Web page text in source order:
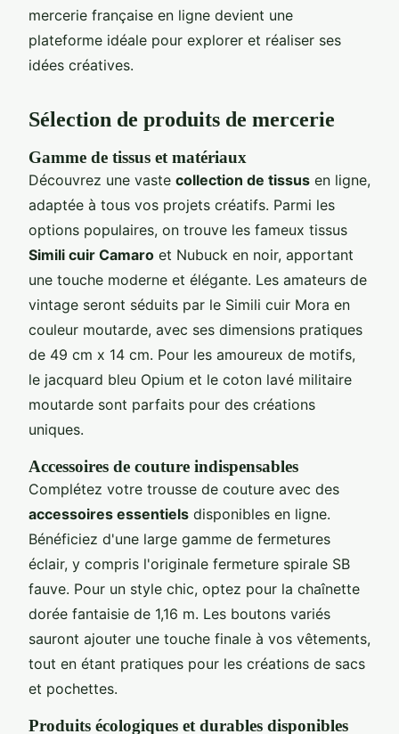
mercerie française en ligne devient une
plateforme idéale pour explorer et réaliser ses
idées créatives.
Sélection de produits de mercerie
Gamme de tissus et matériaux
Découvrez une vaste collection de tissus en ligne,
adaptée à tous vos projets créatifs. Parmi les
options populaires, on trouve les fameux tissus
Simili cuir Camaro et Nubuck en noir, apportant
une touche moderne et élégante. Les amateurs de
vintage seront séduits par le Simili cuir Mora en
couleur moutarde, avec ses dimensions pratiques
de 49 cm x 14 cm. Pour les amoureux de motifs,
le jacquard bleu Opium et le coton lavé militaire
moutarde sont parfaits pour des créations
uniques.
Accessoires de couture indispensables
Complétez votre trousse de couture avec des
accessoires essentiels disponibles en ligne.
Bénéficiez d'une large gamme de fermetures
éclair, y compris l'originale fermeture spirale SB
fauve. Pour un style chic, optez pour la chaînette
dorée fantaisie de 1,16 m. Les boutons variés
sauront ajouter une touche finale à vos vêtements,
tout en étant pratiques pour les créations de sacs
et pochettes.
Produits écologiques et durables disponibles